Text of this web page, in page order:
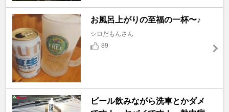
お風呂上がりの至福の一杯〜♪
シロだもんさん
89
ビール飲みながら洗車とかダメ